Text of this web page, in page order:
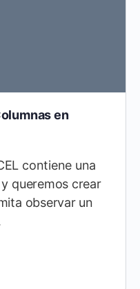
en
contiene una
queremos crear
observar un